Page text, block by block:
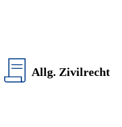
Allg. Zivilrecht